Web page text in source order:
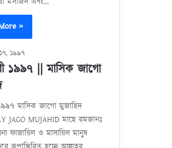
»
১৭, ১৯৯৭
১৯৯৭ || মাসিক জাগো
মাসিক জাগো মুজাহিদ
JAGO MUJAHID মাহে রমজানঃ
ফাজায়িল ও মাসায়িল মানুষ